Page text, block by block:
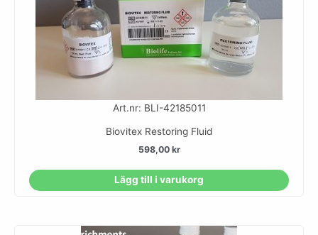
Art.nr: BLI-42185011
Biovitex Restoring Fluid
598,00 kr
Lägg till i varukorg